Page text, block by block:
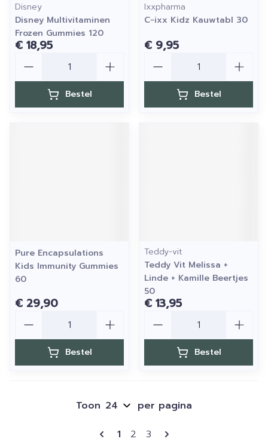
Disney
Disney Multivitaminen
Frozen Gummies 120
€ 18,95
Bestel
Ixxpharma
C-ixx Kidz Kauwtabl 30
€ 9,95
Bestel
Pure Encapsulations
Kids Immunity Gummies
60
€ 29,90
Bestel
Teddy-vit
Teddy Vit Melissa +
Linde + Kamille Beertjes
50
€ 13,95
Bestel
Pagina's
U lees momenteel pagina
1 Pagina
2 Pagina
3
Toon per pagina